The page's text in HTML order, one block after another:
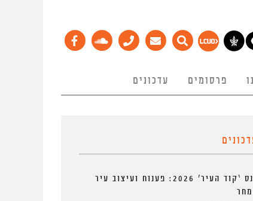
פרסומים עדכונים
כנס ‘קוד העיר’ 2026: פענוח ועיצוב עיר